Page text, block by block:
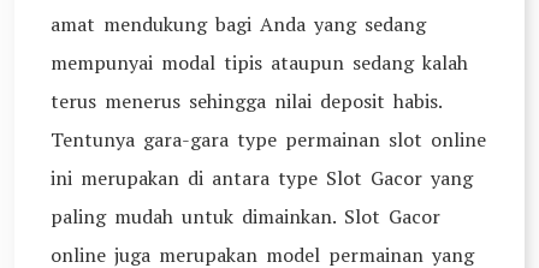
amat mendukung bagi Anda yang sedang
mempunyai modal tipis ataupun sedang kalah
terus menerus sehingga nilai deposit habis.
Tentunya gara-gara type permainan slot online
ini merupakan di antara type Slot Gacor yang
paling mudah untuk dimainkan. Slot Gacor
online juga merupakan model permainan yang